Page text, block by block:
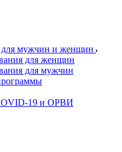
для мужчин и женщин
для женщин
для мужчин
19 и ОРВИ